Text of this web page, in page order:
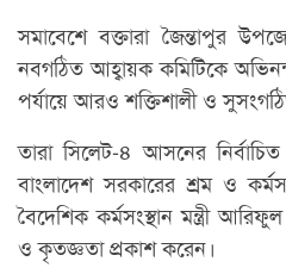
সমাবেশে বক্তারা জৈন্তাপুর
নবগঠিত আহ্বায়ক কমিটিকে
পর্যায়ে আরও শক্তিশালী ও
তারা সিলেট-৪ আসনের
বাংলাদেশ সরকারের শ্রম ও
বৈদেশিক কর্মসংস্থান মন্ত্রী
ও কৃতজ্ঞতা প্রকাশ করেন।